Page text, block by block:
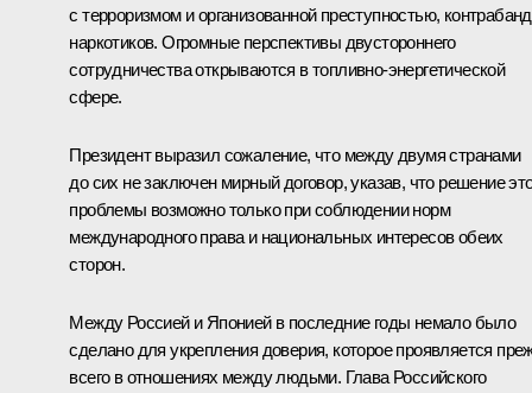
с терроризмом и организованной преступностью,
наркотиков. Огромные перспективы двустороннего
сотрудничества открываются в топливно-энергетической
сфере.
Президент выразил сожаление, что между двумя странами
до сих не заключен мирный договор, указав, что решение
проблемы возможно только при соблюдении норм
международного права и национальных интересов обеих
сторон.
Между Россией и Японией в последние годы немало было
сделано для укрепления доверия, которое проявляется
всего в отношениях между людьми. Глава Российского